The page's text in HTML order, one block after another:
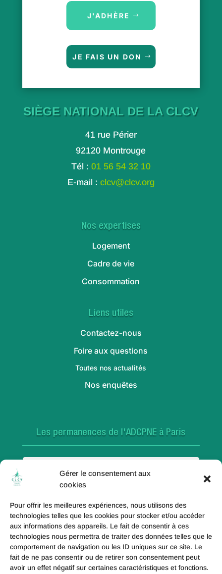
Gérer le consentement aux
cookies
Pour offrir les meilleures expériences, nous utilisons des
technologies telles que les cookies pour stocker et/ou accéder
aux informations des appareils. Le fait de consentir à ces
technologies nous permettra de traiter des données telles que le
comportement de navigation ou les ID uniques sur ce site. Le
fait de ne pas consentir ou de retirer son consentement peut
avoir un effet négatif sur certaines caractéristiques et fonctions.
J'ADHÈRE
JE FAIS UN DON
SIÈGE NATIONAL DE LA CLCV
41 rue Périer
92120 Montrouge
Tél : 01 56 54 32 10
E-mail : clcv@clcv.org
Nos expertises
Logement
Cadre de vie
Consommation
Liens utiles
Contactez-nous
Foire aux questions
Toutes nos actualités
Nos enquêtes
Les permanences de l'ADCPNE à Paris
Paris 18e
Paris 20e
Paris 19e